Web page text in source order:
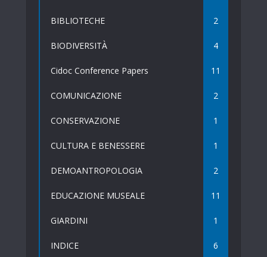
BIBLIOTECHE 2
BIODIVERSITÀ 4
Cidoc Conference Papers 11
COMUNICAZIONE 2
CONSERVAZIONE 1
CULTURA E BENESSERE 1
DEMOANTROPOLOGIA 2
EDUCAZIONE MUSEALE 11
GIARDINI 1
INDICE 6